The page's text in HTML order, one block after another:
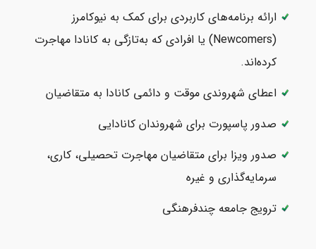
ارائه برنامه‌های کاربردی برای کمک به نیوکامرز
(Newcomers) یا افرادی که به‌تازگی به کانادا مهاجرت
کرده‌اند.
اعطای شهروندی موقت و دائمی کانادا به متقاضیان
صدور پاسپورت برای شهروندان کانادایی
صدور ویزا برای متقاضیان مهاجرت تحصیلی، کاری،
سرمایه‌گذاری و غیره
ترویج جامعه چندفرهنگی